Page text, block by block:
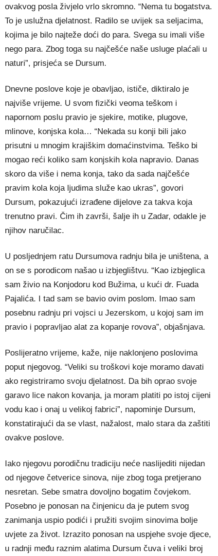
ovakvog posla živjelo vrlo skromno. “Nema tu bogatstva.
To je uslužna djelatnost. Radilo se uvijek sa seljacima,
kojima je bilo najteže doći do para. Svega su imali više
nego para. Zbog toga su najčešće naše usluge plaćali u
naturi”, prisjeća se Dursum.
Dnevne poslove koje je obavljao, ističe, diktiralo je
najviše vrijeme. U svom fizički veoma teškom i
napornom poslu pravio je sjekire, motike, plugove,
mlinove, konjska kola… “Nekada su konji bili jako
prisutni u mnogim krajiškim domaćinstvima. Teško bi
mogao reći koliko sam konjskih kola napravio. Danas
skoro da više i nema konja, tako da sada najčešće
pravim kola koja ljudima služe kao ukras”, govori
Dursum, pokazujući izrađene dijelove za takva koja
trenutno pravi. Čim ih završi, šalje ih u Zadar, odakle je
njihov naručilac.
U posljednjem ratu Dursumova radnju bila je uništena, a
on se s porodicom našao u izbjeglištvu. “Kao izbjeglica
sam živio na Konjodoru kod Bužima, u kući dr. Fuada
Pajalića. I tad sam se bavio ovim poslom. Imao sam
posebnu radnju pri vojsci u Jezerskom, u kojoj sam im
pravio i popravljao alat za kopanje rovova”, objašnjava.
Poslijeratno vrijeme, kaže, nije naklonjeno poslovima
poput njegovog. “Veliki su troškovi koje moramo davati
ako registriramo svoju djelatnost. Da bih oprao svoje
garavo lice nakon kovanja, ja moram platiti po istoj cijeni
vodu kao i onaj u velikoj fabrici”, napominje Dursum,
konstatirajući da se vlast, nažalost, malo stara da zaštiti
ovakve poslove.
Iako njegovu porodičnu tradiciju neće naslijediti nijedan
od njegove četverice sinova, nije zbog toga pretjerano
nesretan. Sebe smatra dovoljno bogatim čovjekom.
Posebno je ponosan na činjenicu da je putem svog
zanimanja uspio podići i pružiti svojim sinovima bolje
uvjete za život. Izrazito ponosan na uspjehe svoje djece,
u radnji među raznim alatima Dursum čuva i veliki broj